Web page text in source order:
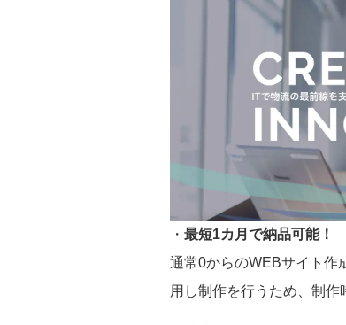
・ 最短1カ月で納品可能！
通常0からのWEBサイト作
用し制作を行うため、制作